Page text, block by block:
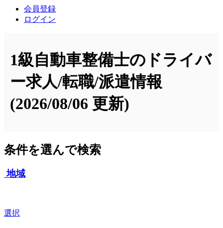
会員登録
ログイン
1級自動車整備士のドライバ
ー求人/転職/派遣情報
(2026/08/06 更新)
条件を選んで検索
地域
選択